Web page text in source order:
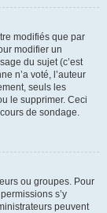
modifiés que par
modifier un
du sujet (c’est
n’a voté, l’auteur
seuls les
le supprimer. Ceci
de sondage.
ou groupes. Pour
s’y
peuvent